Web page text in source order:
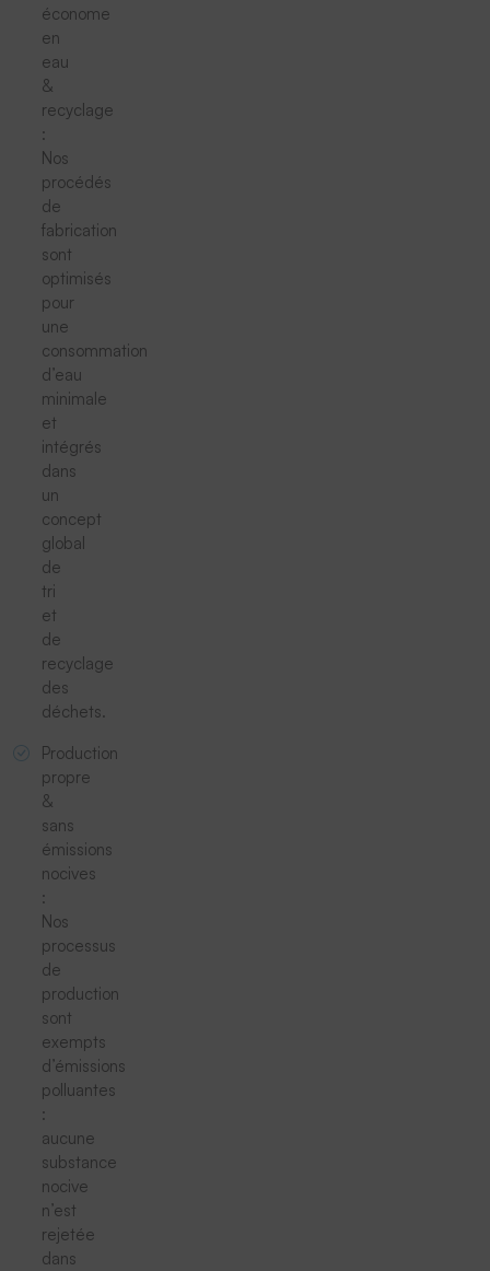
économe
en
eau
&
recyclage
:
Nos
procédés
de
fabrication
sont
optimisés
pour
une
consommation
d’eau
minimale
et
intégrés
dans
un
concept
global
de
tri
et
de
recyclage
des
déchets.
Production
propre
&
sans
émissions
nocives
:
Nos
processus
de
production
sont
exempts
d’émissions
polluantes
:
aucune
substance
nocive
n’est
rejetée
dans